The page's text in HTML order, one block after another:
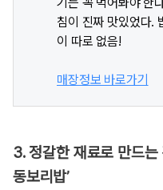
기는 꼭 먹어봐야 한
침이 진짜 맛있었다.
이 따로 없음!
매장정보 바로가기
3. 정갈한 재료로 만드는
동보리밥’